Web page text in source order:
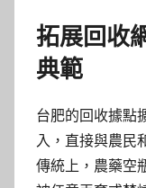
拓展回收
典範
台肥的回收據點
入，直接與農民
傳統上，農藥空